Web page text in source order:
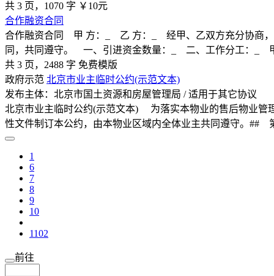
共 3 页，1070 字 ￥10元
合作融资合同
合作融资合同 甲 方：_ 乙 方：_ 经甲、乙双方充分协商，
同，共同遵守。 一、引进资金数量：_ 二、工作分工：_
共 3 页，2488 字 免费模版
政府示范 北京市业主临时公约(示范文本)
发布主体：北京市国土资源和房屋管理局 / 适用于其它协议
北京市业主临时公约(示范文本) 为落实本物业的售后物业管
性文件制订本公约，由本物业区域内全体业主共同遵守。
1
6
7
8
9
10
1102
前往